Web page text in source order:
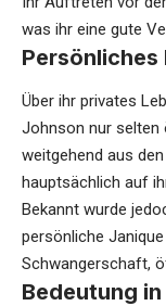
was ihr eine gute
Persönliches
Über ihr privates
Johnson nur selten
weitgehend aus
hauptsächlich auf
Bekannt wurde
persönliche
Schwangerschaft,
Bedeutung